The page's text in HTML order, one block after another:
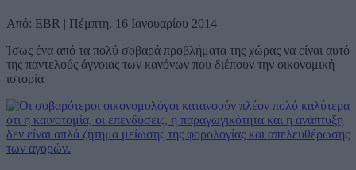
Από: EBR | Πέμπτη, 16 Ιανουαρίου 2014
Ίσως ένα από τα πολύ σοβαρά προβλήματα της χώρας να είναι αυτό
της παντελούς άγνοιας των κανόνων που διέπουν την οικονομική
ιστορία